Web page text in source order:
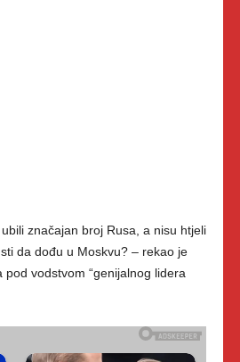
značajan broj Rusa, a nisu htjeli
da dođu u Moskvu? – rekao je
vodstvom “genijalnog lidera